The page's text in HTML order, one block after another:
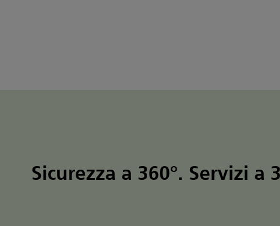
Sicurezza a 360°. Servizi a